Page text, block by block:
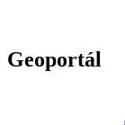
Geoportál